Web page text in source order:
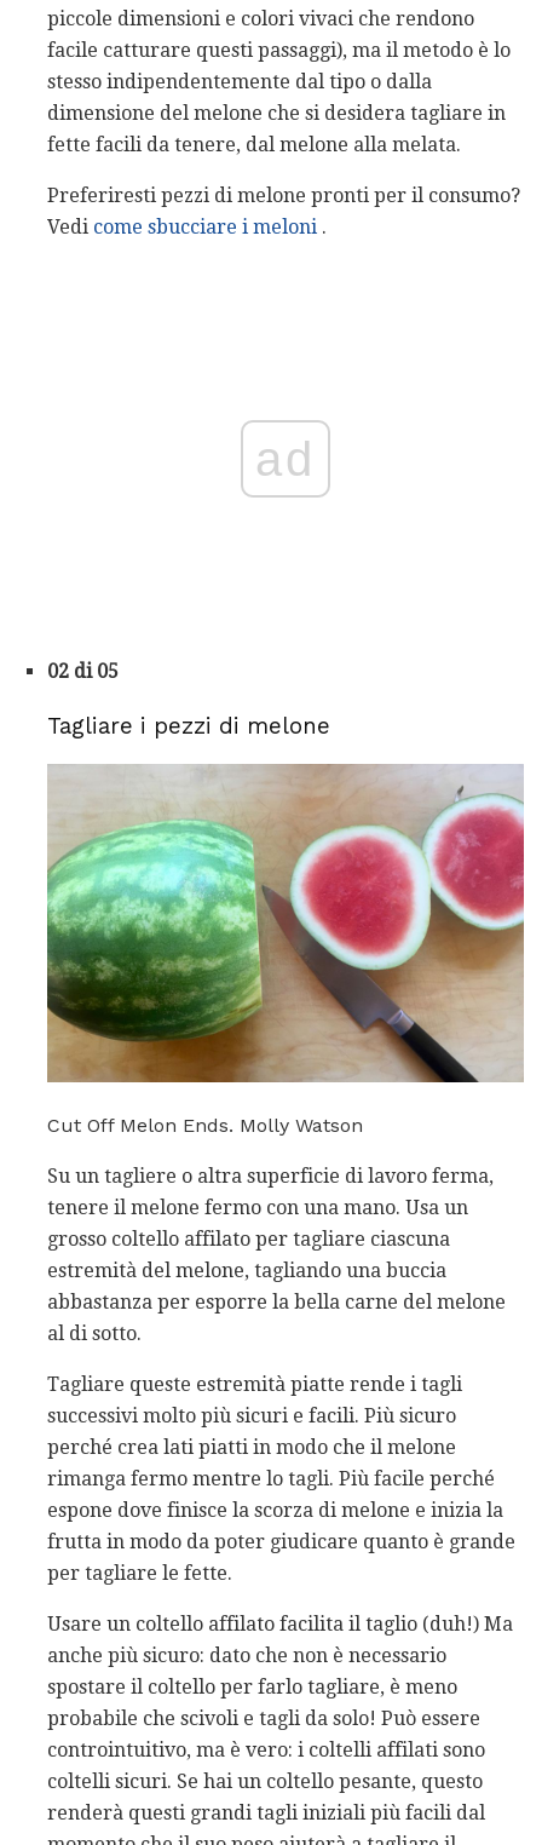
piccole dimensioni e colori vivaci che rendono
facile catturare questi passaggi), ma il metodo è lo
stesso indipendentemente dal tipo o dalla
dimensione del melone che si desidera tagliare in
fette facili da tenere, dal melone alla melata.
Preferiresti pezzi di melone pronti per il consumo?
Vedi come sbucciare i meloni .
ad
02 di 05
Tagliare i pezzi di melone
Cut Off Melon Ends. Molly Watson
Su un tagliere o altra superficie di lavoro ferma,
tenere il melone fermo con una mano. Usa un
grosso coltello affilato per tagliare ciascuna
estremità del melone, tagliando una buccia
abbastanza per esporre la bella carne del melone
al di sotto.
Tagliare queste estremità piatte rende i tagli
successivi molto più sicuri e facili. Più sicuro
perché crea lati piatti in modo che il melone
rimanga fermo mentre lo tagli. Più facile perché
espone dove finisce la scorza di melone e inizia la
frutta in modo da poter giudicare quanto è grande
per tagliare le fette.
Usare un coltello affilato facilita il taglio (duh!) Ma
anche più sicuro: dato che non è necessario
spostare il coltello per farlo tagliare, è meno
probabile che scivoli e tagli da solo! Può essere
controintuitivo, ma è vero: i coltelli affilati sono
coltelli sicuri. Se hai un coltello pesante, questo
renderà questi grandi tagli iniziali più facili dal